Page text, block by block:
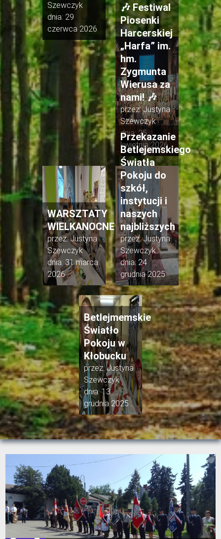
Szewczyk
dnia: 29
czerwca 2026
🎶 Festiwal
Piosenki
Harcerskiej
„Harfa” im.
hm.
Zygmunta
Wierusa za
nami! 🎶
przez:Justyna
Szewczyk
dnia:25
kwietnia 2026
WARSZTATY
WIELKANOCNE
przez:Justyna
Szewczyk
dnia:31 marca
2026
Przekazanie
Betlejemskiego
Światła
Pokoju do
szkół,
instytucji i
naszych
najbliższych
przez:Justyna
Szewczyk
dnia: 24
grudnia 2025
Betlejmemskie
Światło
Pokoju w
Kłobucku
przez:Justyna
Szewczyk
dnia:13
grudnia 2025